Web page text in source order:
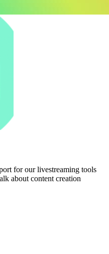
for our livestreaming tools
about content creation